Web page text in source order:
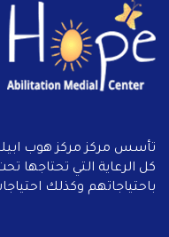
تأسس مركز مركز هوب
كل الرعاية التي تحتاجها
باحتياجاتهم وكذلك